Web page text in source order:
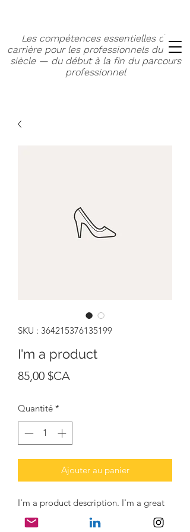
Les compétences essentielles de
carrière pour les professionnels du XXIe
siècle — du début à la fin du parcours
professionnel
SKU : 364215376135199
I'm a product
85,00 $CA
Quantité *
Ajouter au panier
I'm a product description. I'm a great
place to add more details about your
product such as sizing, material, care